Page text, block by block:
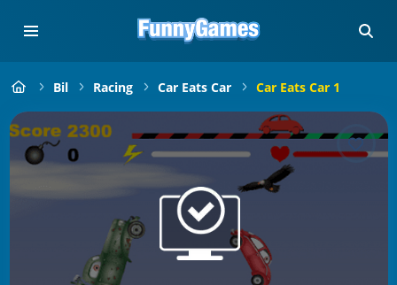
Bil Racing Car Eats Car Car Eats Car 1